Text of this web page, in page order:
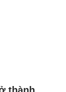
thành